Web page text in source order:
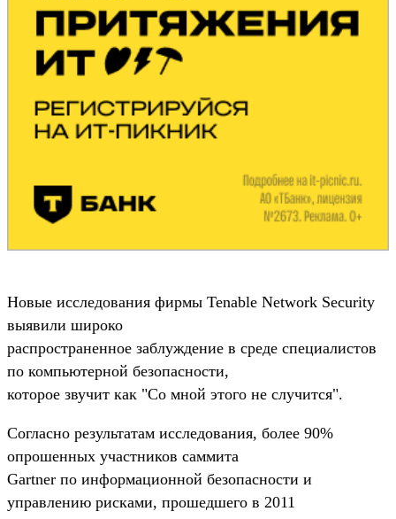
Новые исследования фирмы Tenable Network Security
выявили широко
распространенное заблуждение в среде специалистов
по компьютерной безопасности,
которое звучит как "Со мной этого не случится".
Согласно результатам исследования, более 90%
опрошенных участников саммита
Gartner по информационной безопасности и
управлению рисками, прошедшего в 2011